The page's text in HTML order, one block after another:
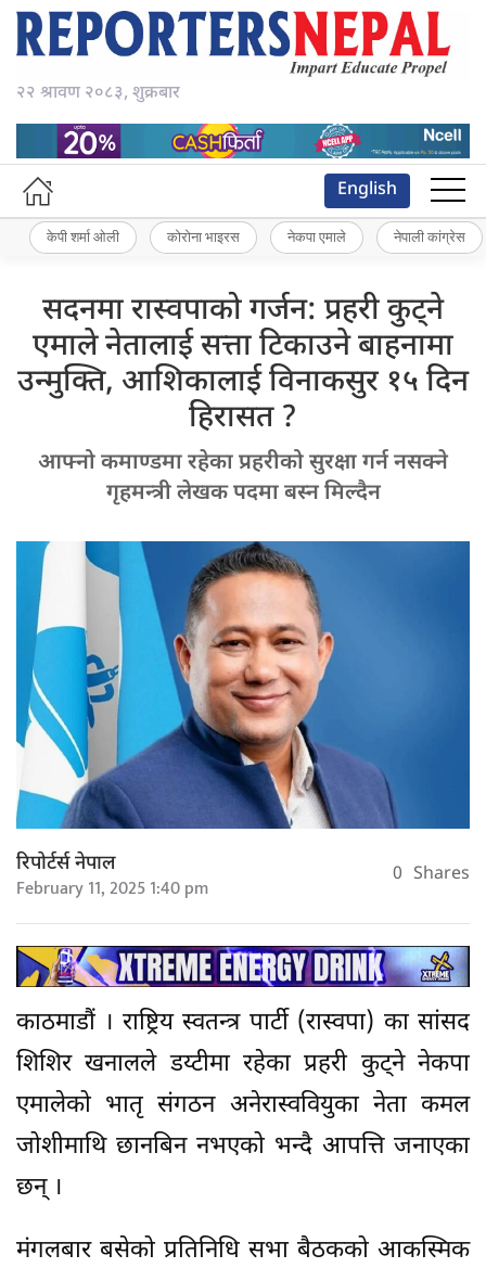
२२ श्रावण २०८३, शुक्रबार
English
केपी शर्मा ओली कोरोना भाइरस नेकपा एमाले नेपाली कांग्रेस
सदनमा रास्वपाको गर्जन: प्रहरी कुट्ने
एमाले नेतालाई सत्ता टिकाउने बाहनामा
उन्मुक्ति, आशिकालाई विनाकसुर १५ दिन
हिरासत ?
आफ्नो कमाण्डमा रहेका प्रहरीको सुरक्षा गर्न नसक्ने
गृहमन्त्री लेखक पदमा बस्न मिल्दैन
रिपोर्टर्स नेपाल
February 11, 2025 1:40 pm 0 Shares
काठमाडौं । राष्ट्रिय स्वतन्त्र पार्टी (रास्वपा) का सांसद
शिशिर खनालले डय्टीमा रहेका प्रहरी कुट्ने नेकपा
एमालेको भातृ संगठन अनेरास्ववियुका नेता कमल
जोशीमाथि छानबिन नभएको भन्दै आपत्ति जनाएका
छन् ।
मंगलबार बसेको प्रतिनिधि सभा बैठकको आकस्मिक